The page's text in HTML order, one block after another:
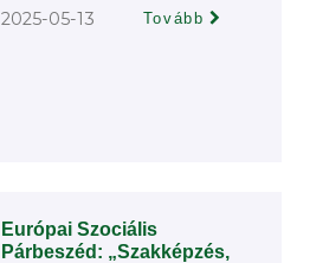
2025-05-13 Tovább
Európai Szociális
Párbeszéd: „Szakképzés,